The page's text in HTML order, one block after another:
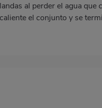
al perder el agua que
el conjunto y se